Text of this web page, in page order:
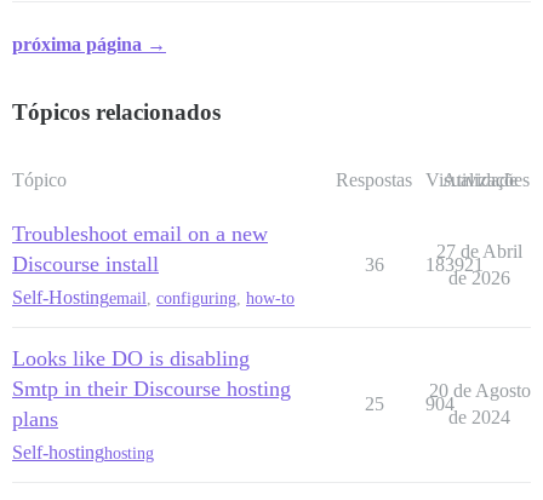
próxima página →
Tópicos relacionados
Tópico Respostas Visualizações
Atividade
Troubleshoot email on a new
Discourse install
Self-Hostingemail configuring how-to
36 183921
27 de Abril
de 2026
Looks like DO is disabling
Smtp in their Discourse hosting
plans
Self-hostinghosting
25 904
20 de Agosto
de 2024